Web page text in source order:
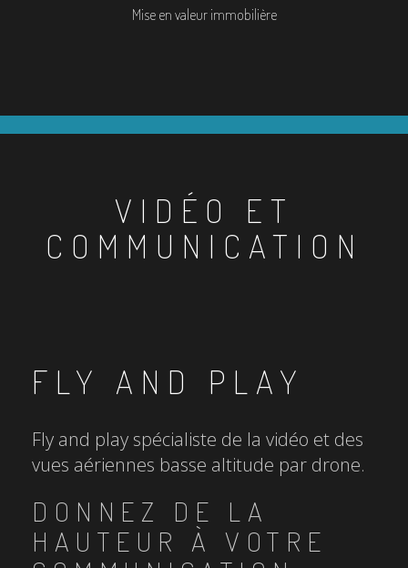
Mise en valeur immobilière
VIDÉO ET
COMMUNICATION
FLY AND PLAY
Fly and play spécialiste de la vidéo et des
vues aériennes basse altitude par drone.
DONNEZ DE LA
HAUTEUR À VOTRE